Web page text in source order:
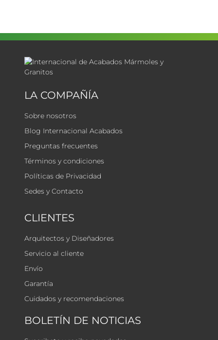
LA COMPAÑÍA
Sobre nosotros
Blog Internacional Acabados
Preguntas frecuentes
Términos y condiciones
Políticas de Privacidad
Sedes y Contacto
CLIENTES
Arquitectos y Diseñadores
Servicio al cliente
Envío
Garantía
Cuidados y recomendaciones
BOLETÍN DE NOTICIAS